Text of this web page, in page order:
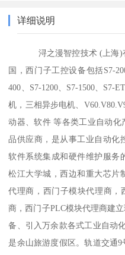
详细说明
浔之漫智控技术 (上海)有
国，西门子工控设备包括S7-
400、S7-1200、S7-1500、S7-
机，三相异步电机、
动器、软件 等各类工业自动
品供应商，是从事工业自动化
软件系统集成和硬件维护服务
松江大学城，西边和重大芯片
代理商，西门子模块代理商，
商，西门子PLC模块代理商建
备、引入万余款各式工业自动
是余山旅游度假区。轨道交通